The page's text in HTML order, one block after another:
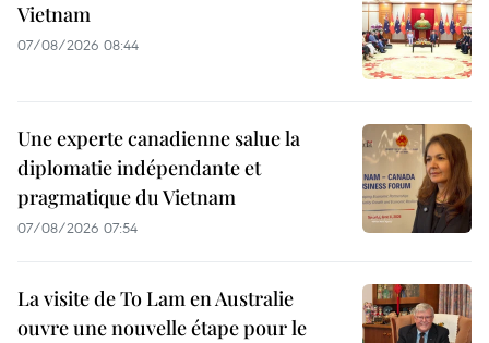
Vietnam
07/08/2026 08:44
Une experte canadienne salue la
diplomatie indépendante et
pragmatique du Vietnam
07/08/2026 07:54
La visite de To Lam en Australie
ouvre une nouvelle étape pour le